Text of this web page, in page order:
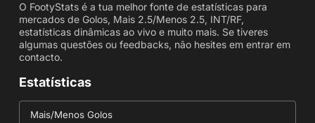
O FootyStats é a tua melhor fonte de estatísticas para
mercados de Golos, Mais 2.5/Menos 2.5, INT/RF,
estatísticas dinâmicas ao vivo e muito mais. Se tiveres
algumas questões ou feedbacks, não hesites em entrar em
contacto.
Estatísticas
Mais/Menos Golos